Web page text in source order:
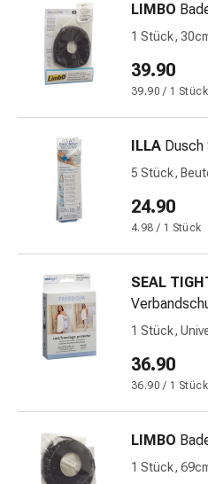
&
Fieber
Kopfschmerzen
Muskel-
Schmerztherapie
Kühlen
Wärmen
Stress
&
Schlaf
Beruhigung
Schlafstörungen
Atemwege
Nasenmittel
LIMBO
1 Stück,
39.90
39.90 / 1 Stück
ILLA
5 Stück,
24.90
4.98 / 1 Stück
SEAL
1 Stück,
36.90
36.90 / 1 Stück
LIMBO
1 Stück,